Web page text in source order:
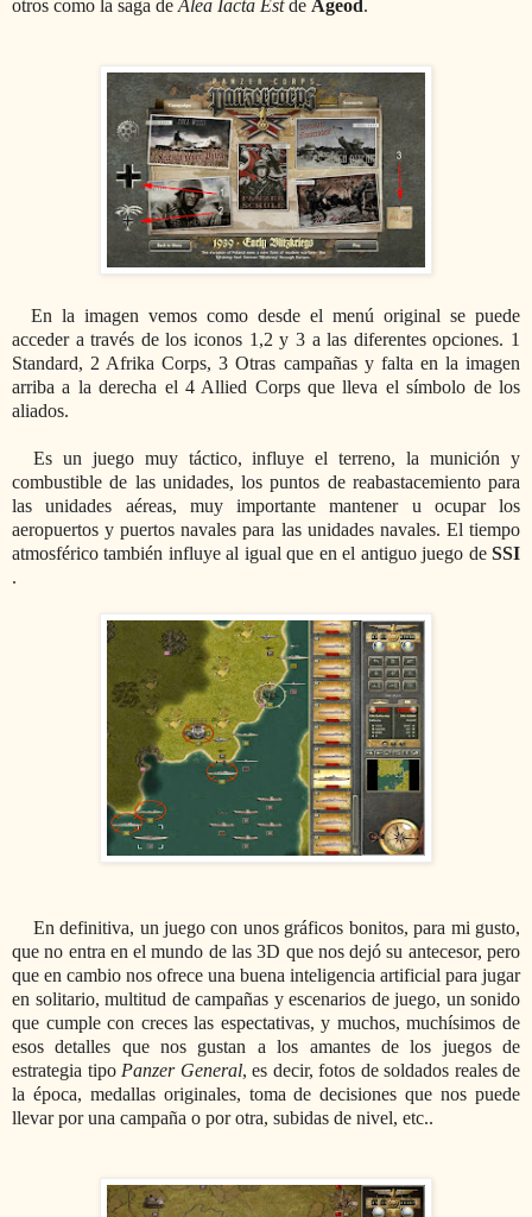
otros como la saga deAlea Iacta Estde Ageod.
En la imagen vemos como desde el menú original se puede
acceder a través de los iconos 1,2 y 3 a las diferentes opciones. 1
Standard, 2 Afrika Corps, 3 Otras campañas y falta en la imagen
arriba a la derecha el 4 Allied Corps que lleva el símbolo de los
aliados.
Es un juego muy táctico, influye el terreno, la munición y
combustible de las unidades, los puntos de reabastacemiento para
las unidades aéreas, muy importante mantener u ocupar los
aeropuertos y puertos navales para las unidades navales. El tiempo
atmosférico también influye al igual que en el antiguo juego de SSI
.
En definitiva, un juego con unos gráficos bonitos, para mi gusto,
que no entra en el mundo de las 3D que nos dejó su antecesor, pero
que en cambio nos ofrece una buena inteligencia artificial para jugar
en solitario, multitud de campañas y escenarios de juego, un sonido
que cumple con creces las espectativas, y muchos, muchísimos de
esos detalles que nos gustan a los amantes de los juegos de
estrategia tipo Panzer General, es decir, fotos de soldados reales de
la época, medallas originales, toma de decisiones que nos puede
llevar por una campaña o por otra, subidas de nivel, etc..